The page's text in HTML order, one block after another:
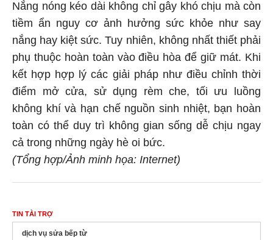
Nắng nóng kéo dài không chỉ gây khó chịu mà còn
tiềm ẩn nguy cơ ảnh hưởng sức khỏe như say
nắng hay kiệt sức. Tuy nhiên, không nhất thiết phải
phụ thuộc hoàn toàn vào điều hòa để giữ mát. Khi
kết hợp hợp lý các giải pháp như điều chỉnh thời
điểm mở cửa, sử dụng rèm che, tối ưu luồng
không khí và hạn chế nguồn sinh nhiệt, bạn hoàn
toàn có thể duy trì không gian sống dễ chịu ngay
cả trong những ngày hè oi bức.
(Tổng hợp/Ảnh minh họa: Internet)
TIN TÀI TRỢ
dịch vụ sửa bếp từ